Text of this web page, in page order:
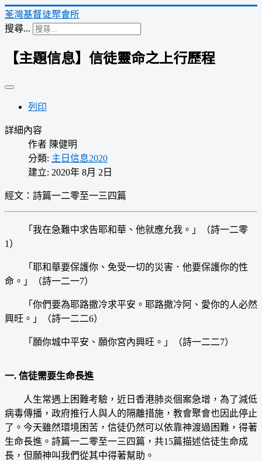
荃灣基督徒聚會所
搜尋...
【主題信息】信徒靈命之上行歷程
列印
詳細內容
作者 陳健明
分類: 主日信息2020
建立: 2020年 8月 2日
經文：詩篇一二零至一三四篇
「我在急難中求告耶和華、他就應允我。」（詩一二零
1）
「耶和華要保護你、免受一切的災害．他要保護你的性
命。」（詩一二一7）
「你們要為耶路撒冷求平安。耶路撒冷阿、愛你的人必然
興旺。」（詩一二二6）
「願你城中平安、願你宮內興旺。」（詩一二二7）
一. 信徒需要生命長進
人生常遇上困難考驗，近日香港肺炎個案急增，為了減低
病毒傳播，政府推行人與人的隔離措施，教會聚會也因此停止
了。今天雖然環境困苦，信徒仍然可以依靠神渡過困難，得著
生命長進。詩篇一二零至一三四篇，共15篇描述信徒生命成
長，但願神叫我們從其中得著幫助。